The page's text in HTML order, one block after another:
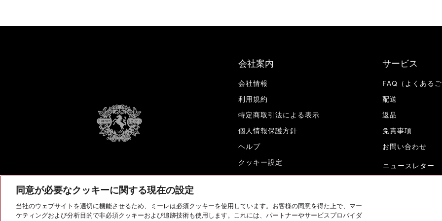
会社案内
会社情報
利用規約
特定商取引法による表示
個人情報保護方針
ヘルプ
クッキー設定
サービス
FAQ（よくある
配送
返品
免責事項
お問い合わせ
ニュースレター
同意が必要なクッキーに関する現在の設定
当社のウェブサイトを適切に機能させるため、ミーレは必須クッキーを使用しています。お客様の同意を得た上で、マー
ケティングおよび分析目的で非必須クッキーおよび追跡技術も使用します。これには、パートナーやサービスプロバイダ